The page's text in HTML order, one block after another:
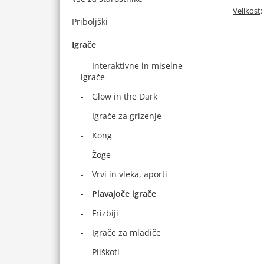
Priboljški
Igrače
Interaktivne in miselne
igrače
Glow in the Dark
Igrače za grizenje
Kong
Žoge
Vrvi in vleka, aporti
Plavajoče igrače
Frizbiji
Igrače za mladiče
Pliškoti
Velikost